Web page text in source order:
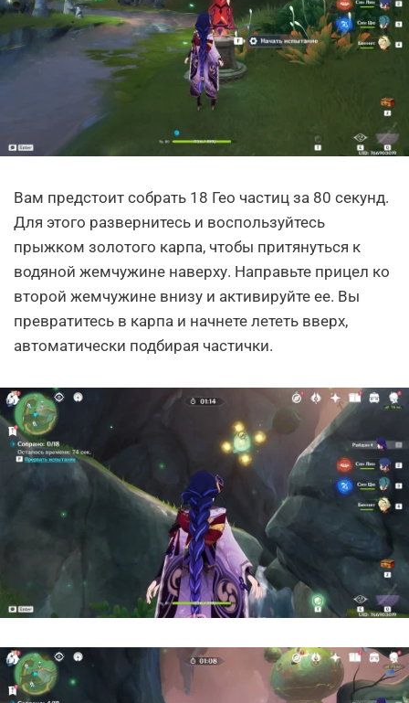
Вам предстоит собрать 18 Гео частиц за 80 секунд.
Для этого развернитесь и воспользуйтесь
прыжком золотого карпа, чтобы притянуться к
водяной жемчужине наверху. Направьте прицел ко
второй жемчужине внизу и активируйте ее. Вы
превратитесь в карпа и начнете лететь вверх,
автоматически подбирая частички.